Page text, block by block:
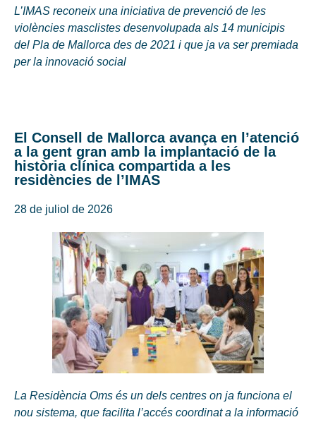
L’IMAS reconeix una iniciativa de prevenció de les
violències masclistes desenvolupada als 14 municipis
del Pla de Mallorca des de 2021 i que ja va ser premiada
per la innovació social
El Consell de Mallorca avança en l’atenció
a la gent gran amb la implantació de la
història clínica compartida a les
residències de l’IMAS
28 de juliol de 2026
La Residència Oms és un dels centres on ja funciona el
nou sistema, que facilita l’accés coordinat a la informació